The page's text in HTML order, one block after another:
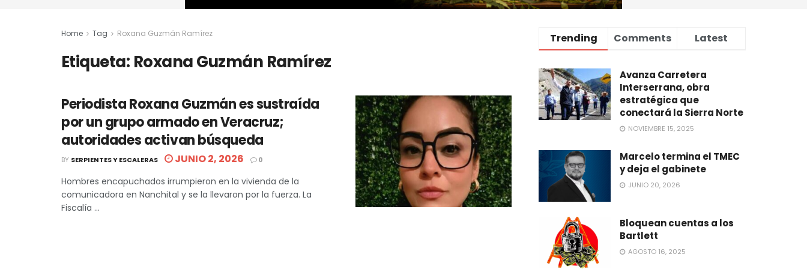
Home Tag Roxana Guzmán Ramírez
Etiqueta: Roxana Guzmán Ramírez
Periodista Roxana Guzmán es sustraída
por un grupo armado en Veracruz;
autoridades activan búsqueda
BY SERPIENTES Y ESCALERAS JUNIO 2, 2026 0
Hombres encapuchados irrumpieron en la vivienda de la
comunicadora en Nanchital y se la llevaron por la fuerza. La
Fiscalía ...
Trending Comments Latest
Avanza Carretera
Interserrana, obra
estratégica que
conectará la Sierra Norte
NOVIEMBRE 15, 2025
Marcelo termina el TMEC
y deja el gabinete
JUNIO 20, 2026
Bloquean cuentas a los
Bartlett
AGOSTO 16, 2025